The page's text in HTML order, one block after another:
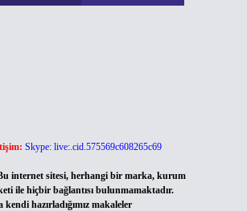
Skype: live:.cid.575569c608265c69
internet sitesi, herhangi bir marka, kurum
ile hiçbir bağlantısı bulunmamaktadır.
kendi hazırladığımız makaleler